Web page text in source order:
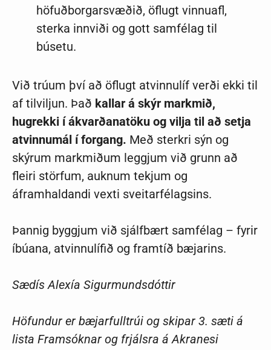
höfuðborgarsvæðið, öflugt vinnuafl,
sterka innviði og gott samfélag til
búsetu.
Við trúum því að öflugt atvinnulíf verði ekki til
af tilviljun. Það kallar á skýr markmið,
hugrekki í ákvarðanatöku og vilja til að setja
atvinnumál í forgang. Með sterkri sýn og
skýrum markmiðum leggjum við grunn að
fleiri störfum, auknum tekjum og
áframhaldandi vexti sveitarfélagsins.
Þannig byggjum við sjálfbært samfélag – fyrir
íbúana, atvinnulífið og framtíð bæjarins.
Sædís Alexía Sigurmundsdóttir
Höfundur er bæjarfulltrúi og skipar 3. sæti á
lista Framsóknar og frjálsra á Akranesi